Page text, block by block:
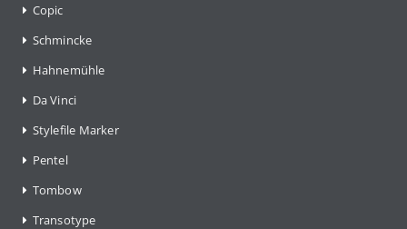
Copic
Schmincke
Hahnemühle
Da Vinci
Stylefile Marker
Pentel
Tombow
Transotype